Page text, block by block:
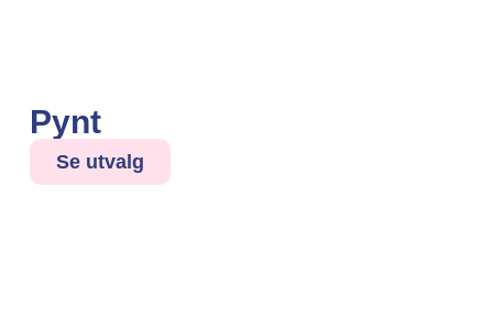
Pynt
Se utvalg